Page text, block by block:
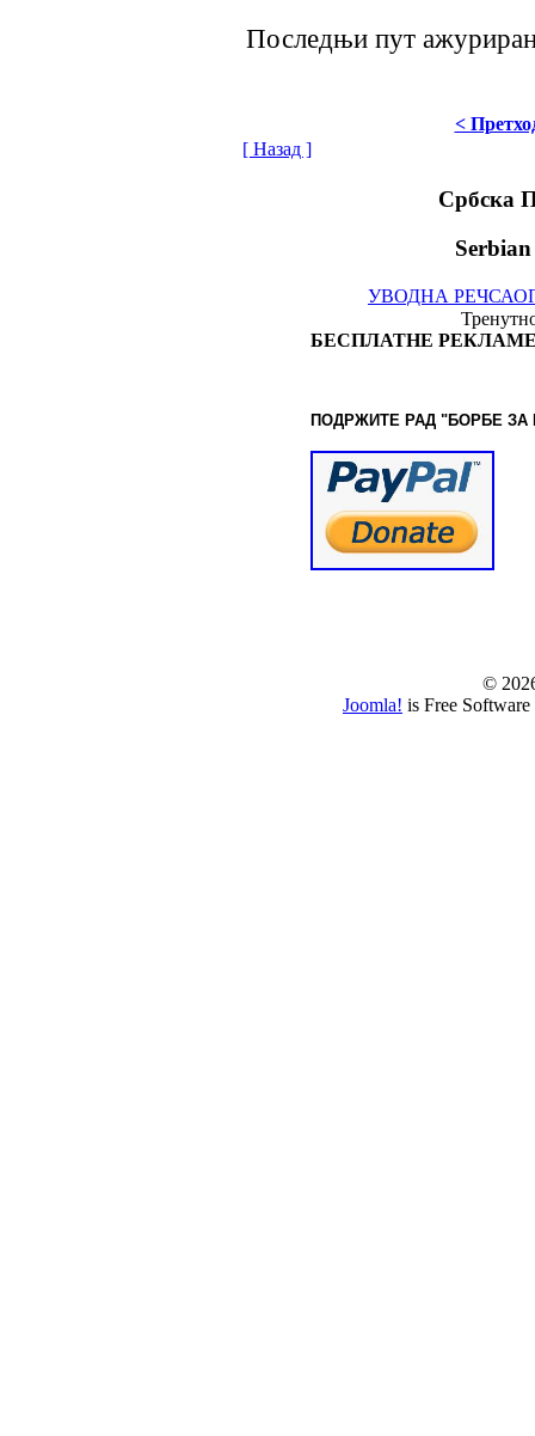
Последњи пут
<
[ Назад ]
Србска
УВОДНА РЕЧ
БЕСПЛАТНЕ
ПОДРЖИТЕ РАД "БОРБЕ ЗА
©
Joomla! is Free